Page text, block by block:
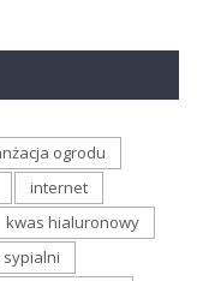
ogrodu
internet
kwas hialuronowy